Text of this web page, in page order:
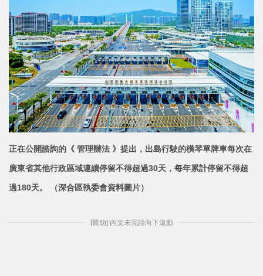
正在公開諮詢的《 管理辦法 》提出，出島行駛的橫琴單牌車每次在
廣東省其他行政區域連續停留不得超過30天，每年累計停留不得超
過180天。 （深合區執委會資料圖片）
[贊助] 內文未完請向下滾動